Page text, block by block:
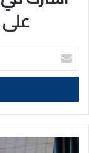
على
اكتب
بريدك
الالكتروني
بنك